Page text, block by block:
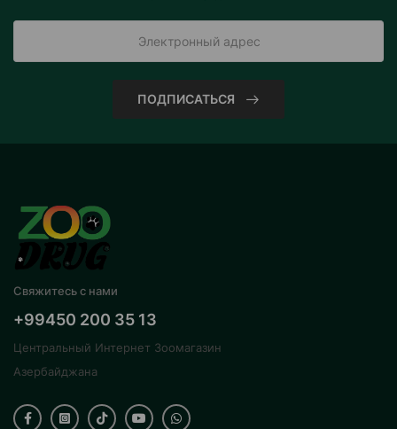
ПОДПИСАТЬСЯ
Свяжитесь с нами
+99450 200 35 13
Центральный Интернет Зоомагазин
Азербайджана